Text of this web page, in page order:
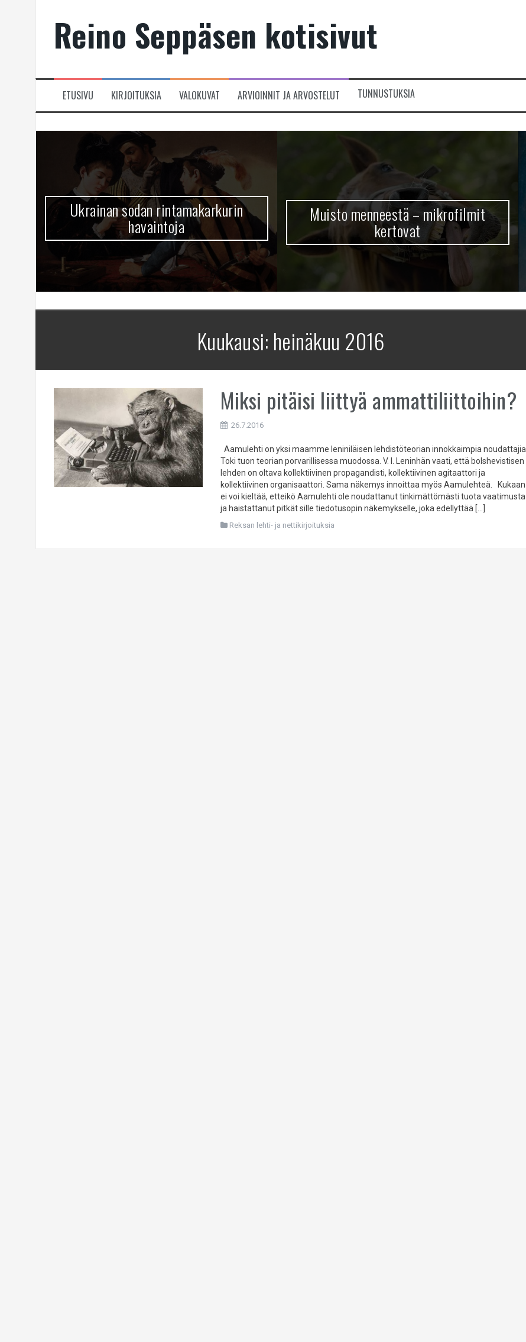
Reino Seppäsen kotisivut
ETUSIVU KIRJOITUKSIA VALOKUVAT ARVIOINNIT JA ARVOSTELUT TUNNUSTUKSIA
Ukrainan sodan rintamakarkurin
havaintoja
Muisto menneestä – mikrofilmit
kertovat
Kuukausi: heinäkuu 2016
Miksi pitäisi liittyä ammattiliittoihin?
26.7.2016
Aamulehti on yksi maamme leniniläisen lehdistöteorian innokkaimpia noudattajia.
Toki tuon teorian porvarillisessa muodossa. V. I. Leninhän vaati, että bolshevistisen
lehden on oltava kollektiivinen propagandisti, kollektiivinen agitaattori ja
kollektiivinen organisaattori. Sama näkemys innoittaa myös Aamulehteä. Kukaan
ei voi kieltää, etteikö Aamulehti ole noudattanut tinkimättömästi tuota vaatimusta
ja haistattanut pitkät sille tiedotusopin näkemykselle, joka edellyttää […]
Reksan lehti- ja nettikirjoituksia